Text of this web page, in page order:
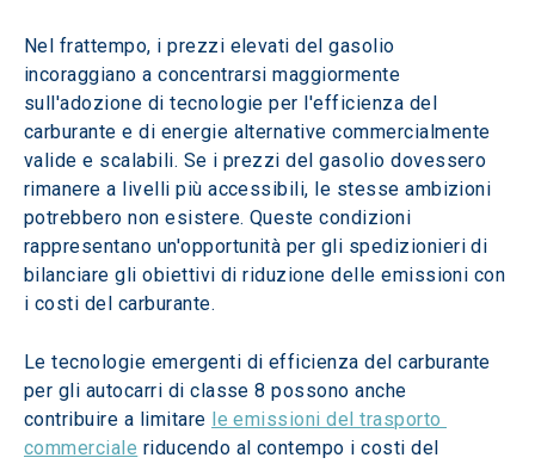
Nel frattempo, i prezzi elevati del gasolio
incoraggiano a concentrarsi maggiormente
sull'adozione di tecnologie per l'efficienza del
carburante e di energie alternative commercialmente
valide e scalabili. Se i prezzi del gasolio dovessero
rimanere a livelli più accessibili, le stesse ambizioni
potrebbero non esistere. Queste condizioni
rappresentano un'opportunità per gli spedizionieri di
bilanciare gli obiettivi di riduzione delle emissioni con
i costi del carburante.
Le tecnologie emergenti di efficienza del carburante
per gli autocarri di classe 8 possono anche
contribuire a limitare le emissioni del trasporto
commerciale riducendo al contempo i costi del